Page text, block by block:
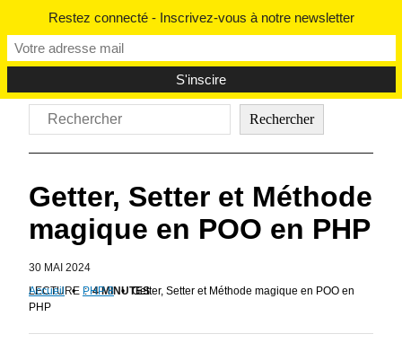
au
contenu
Rechercher Rechercher
Getter, Setter et Méthode
magique en POO en PHP
30 MAI 2024
LECTURE : 4 MINUTES
Accueil • PHP 8 • Getter, Setter et Méthode magique en POO en
PHP
Restez connecté - Inscrivez-vous à notre newsletter